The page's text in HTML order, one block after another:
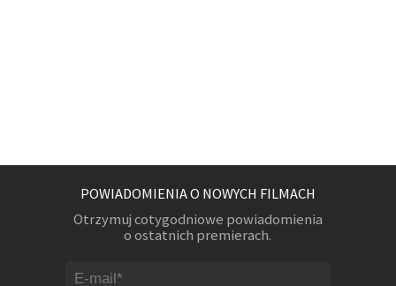
POWIADOMIENIA O NOWYCH FILMACH
Otrzymuj cotygodniowe powiadomienia
o ostatnich premierach.